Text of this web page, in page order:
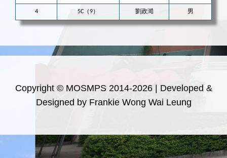
4 5C（9） 劉政澔 男
Copyright © MOSMPS 2014-2026 | Developed &
Designed by Frankie Wong Wai Leung